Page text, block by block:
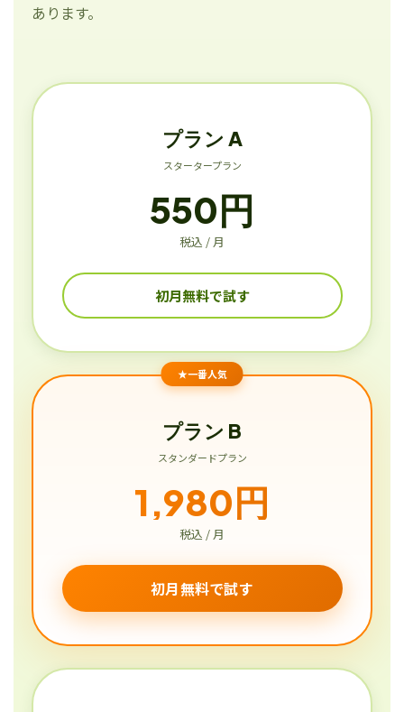
あります。
プラン A
スタータープラン
550円
税込 / 月
初月無料で試す
★一番人気
プラン B
スタンダードプラン
1,980円
税込 / 月
初月無料で試す